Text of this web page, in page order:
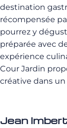
destination
récompensée
pourrez y
préparée avec
expérience
Cour Jardin
créative dans
Jean